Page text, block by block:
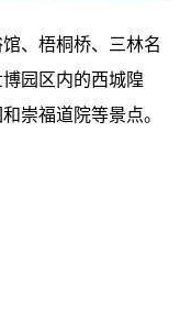
、梧桐桥、三林名
园区内的西城隍
崇福道院等景点。